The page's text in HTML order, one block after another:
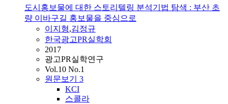
도시홍보물에 대한 스토리텔링 분석기법 탐색 : 부산 초
량 이바구길 홍보물을 중심으로
이지형,김정규
한국광고PR실학회
2017
광고PR실학연구
Vol.10 No.1
원문보기 3
KCI
스콜라